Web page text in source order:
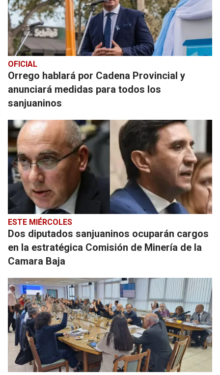
OFICIAL
Orrego hablará por Cadena Provincial y
anunciará medidas para todos los
sanjuaninos
ESTE MIÉRCOLES
Dos diputados sanjuaninos ocuparán cargos
en la estratégica Comisión de Minería de la
Camara Baja